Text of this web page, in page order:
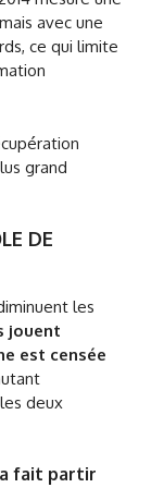
avec une
ce qui limite
grand
DE
les
jouent
est censée
deux
fait partir